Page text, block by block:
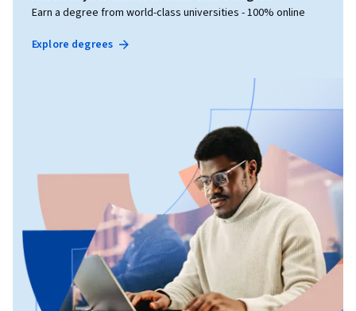
Earn a degree from world-class universities - 100% online
Explore degrees